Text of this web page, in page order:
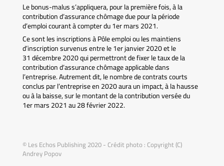
Le bonus-malus s’appliquera, pour la première fois, à la
contribution d‘assurance chômage due pour la période
d’emploi courant à compter du 1er mars 2021.
Ce sont les inscriptions à Pôle emploi ou les maintiens
d’inscription survenus entre le 1er janvier 2020 et le
31 décembre 2020 qui permettront de fixer le taux de la
contribution d‘assurance chômage applicable dans
l’entreprise. Autrement dit, le nombre de contrats courts
conclus par l’entreprise en 2020 aura un impact, à la hausse
ou à la baisse, sur le montant de la contribution versée du
1er mars 2021 au 28 février 2022.
© Les Echos Publishing 2020 - Crédit photo : Copyright (C)
Andrey Popov